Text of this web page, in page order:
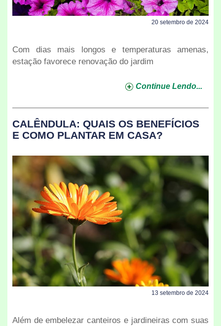
20 setembro de 2024
Com dias mais longos e temperaturas amenas,
estação favorece renovação do jardim
Continue Lendo...
CALÊNDULA: QUAIS OS BENEFÍCIOS
E COMO PLANTAR EM CASA?
13 setembro de 2024
Além de embelezar canteiros e jardineiras com suas